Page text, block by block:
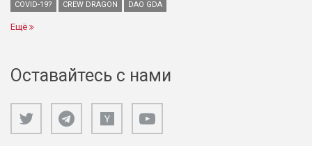
COVID-19?
CREW DRAGON DAO GDA
Ещё
Оставайтесь с нами